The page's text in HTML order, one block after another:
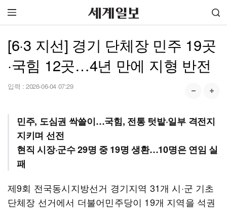
[6·3 지선] 경기 단체장 민주 19곳
·국힘 12곳…4년 만에 지형 반전
입력 : 2026-06-04 07:29
민주, 도심권 싹쓸이…국힘, 전통 텃밭·일부 격전지
지키며 선전
현직 시장·군수 29명 중 19명 생환…10명은 연임 실
패
제9회 전국동시지방선거 경기지역 31개 시·군 기초
단체장 선거에서 더불어민주당이 19개 지역을 석권